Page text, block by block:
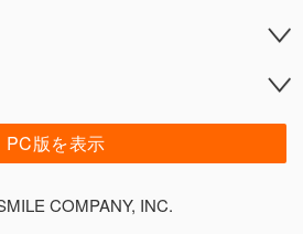
PC版を表示
COMPANY, INC.